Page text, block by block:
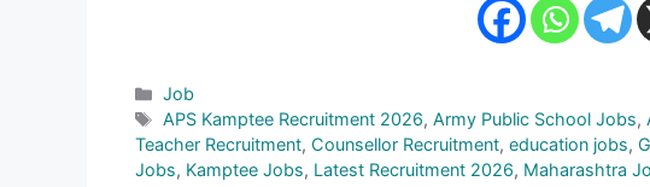
Categories
Job
Tags
APS Kamptee Recruitment 2026,Army Public School Jobs,
Teacher Recruitment, Counsellor Recruitment, education jobs,
Jobs, Kamptee Jobs, Latest Recruitment 2026, Maharashtra